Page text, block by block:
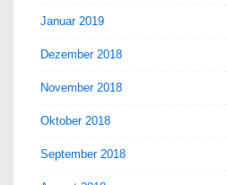
Januar 2019
Dezember 2018
November 2018
Oktober 2018
September 2018